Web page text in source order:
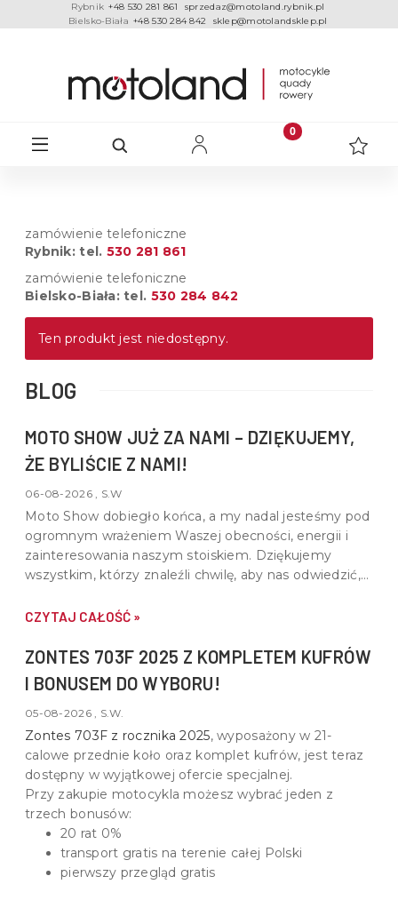
Rybnik +48 530 281 861
sprzedaz@motoland.rybnik.pl
Bielsko-Biała +48 530 284 842 sklep@motolandsklep.pl
zamówienie telefoniczne
Rybnik: tel. 530 281 861
zamówienie telefoniczne
Bielsko-Biała: tel. 530 284 842
Ten produkt jest niedostępny.
BLOG
MOTO SHOW JUŻ ZA NAMI – DZIĘKUJEMY,
ŻE BYLIŚCIE Z NAMI!
06-08-2026 , S.W
Moto Show dobiegło końca, a my nadal jesteśmy pod
ogromnym wrażeniem Waszej obecności, energii i
zainteresowania naszym stoiskiem. Dziękujemy
wszystkim, którzy znaleźli chwilę, aby nas odwiedzić,
do motoryzacji.
CZYTAJ CAŁOŚĆ »
ZONTES 703F 2025 Z KOMPLETEM KUFRÓW
I BONUSEM DO WYBORU!
05-08-2026 , S.W.
Zontes 703F z rocznika 2025, wyposażony w 21-
calowe przednie koło oraz komplet kufrów, jest teraz
dostępny w wyjątkowej ofercie specjalnej.
Przy zakupie motocykla możesz wybrać jeden z
trzech bonusów:
20 rat 0%
transport gratis na terenie całej Polski
pierwszy przegląd gratis